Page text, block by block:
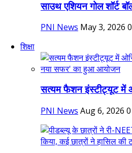
साउथ एशियन गोल शॉर्ट
PNI News May 3, 2026 0
शिक्षा
सत्यम फैशन इंस्टीट्यूट में
PNI News Aug 6, 2026 0